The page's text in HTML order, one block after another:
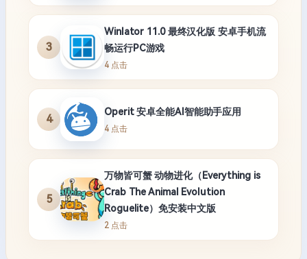
3
Winlator 11.0 最终汉化版 安卓手机流
畅运行PC游戏
4 点击
4
Operit 安卓全能AI智能助手应用
4 点击
5
万物皆可蟹 动物进化（Everything is
Crab The Animal Evolution
Roguelite）免安装中文版
2 点击